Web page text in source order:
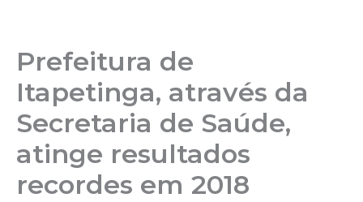
Prefeitura de
Itapetinga, através da
Secretaria de Saúde,
atinge resultados
recordes em 2018